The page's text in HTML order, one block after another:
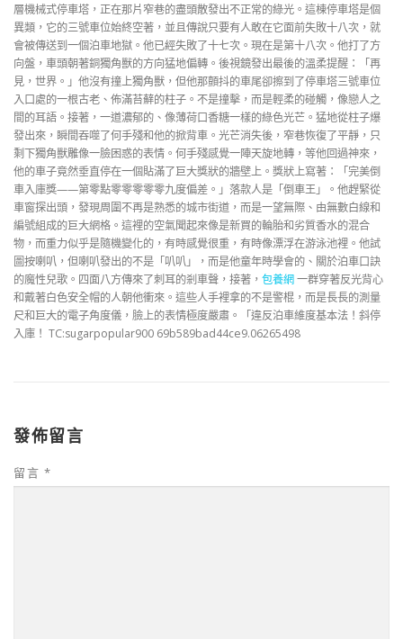
層機械式停車塔，正在那片窄巷的盡頭散發出不正常的綠光。這棟停車塔是個
異類，它的三號車位始終空著，並且傳說只要有人敢在它面前失敗十八次，就
會被傳送到一個泊車地獄。他已經失敗了十七次。現在是第十八次。他打了方
向盤，車頭朝著銅獨角獸的方向猛地偏轉。後視鏡發出最後的溫柔提醒：「再
見，世界。」他沒有撞上獨角獸，但他那顫抖的車尾卻擦到了停車塔三號車位
入口處的一根古老、佈滿苔蘚的柱子。不是撞擊，而是輕柔的碰觸，像戀人之
間的耳語。接著，一道濃郁的、像薄荷口香糖一樣的綠色光芒。猛地從柱子爆
發出來，瞬間吞噬了何手殘和他的掀背車。光芒消失後，窄巷恢復了平靜，只
剩下獨角獸雕像一臉困惑的表情。何手殘感覺一陣天旋地轉，等他回過神來，
他的車子竟然垂直停在一個貼滿了巨大獎狀的牆壁上。獎狀上寫著：「完美倒
車入庫獎——第零點零零零零零九度偏差。」落款人是「倒車王」。他趕緊從
車窗探出頭，發現周圍不再是熟悉的城市街道，而是一望無際、由無數白線和
編號組成的巨大網格。這裡的空氣聞起來像是新買的輪胎和劣質香水的混合
物，而重力似乎是隨機變化的，有時感覺很重，有時像漂浮在游泳池裡。他試
圖按喇叭，但喇叭發出的不是「叭叭」，而是他童年時學會的、關於泊車口訣
的魔性兒歌。四面八方傳來了刺耳的剎車聲，接著， 包養網一群穿著反光背心
和戴著白色安全帽的人朝他衝來。這些人手裡拿的不是警棍，而是長長的測量
尺和巨大的電子角度儀，臉上的表情極度嚴肅。「違反泊車維度基本法！斜停
入庫！ TC:sugarpopular900 69b589bad44ce9.06265498
發佈留言
留言 *